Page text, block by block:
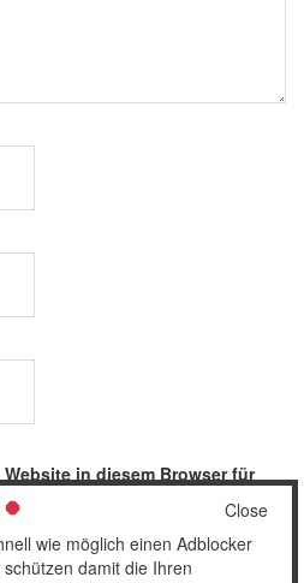
in diesem Browser für
speichern.
Close
wie möglich einen Adblocker
damit die Ihren